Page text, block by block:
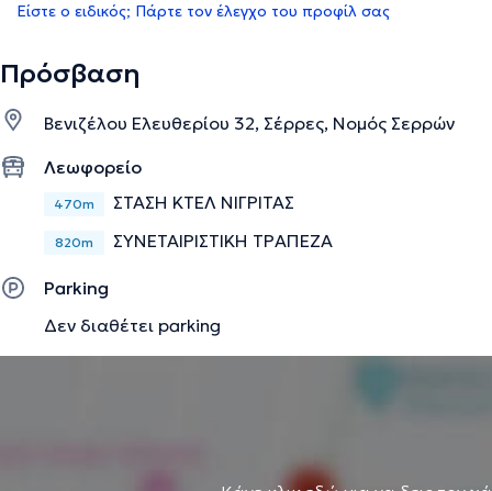
Είστε ο ειδικός; Πάρτε τον έλεγχο του προφίλ σας
Πρόσβαση
Βενιζέλου Ελευθερίου 32, Σέρρες, Νομός Σερρών
Λεωφορείο
470m ΣΤΑΣΗ ΚΤΕΛ ΝΙΓΡΙΤΑΣ
820m ΣΥΝΕΤΑΙΡΙΣΤΙΚΗ ΤΡΑΠΕΖΑ
Parking
Δεν διαθέτει parking